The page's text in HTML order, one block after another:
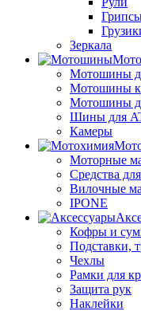
Зеркала
Мотошины
Мотошины
Мотошины
Шины для
Камеры
Моторные
Средства
Вилочные
IPONE
Кофры и
Подставки,
Чехлы
Рамки для
Защита рук
Наклейки